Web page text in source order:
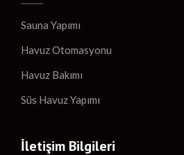
Sauna Yapımı
Havuz Otomasyonu
Havuz Bakımı
Süs Havuz Yapımı
İletişim Bilgileri